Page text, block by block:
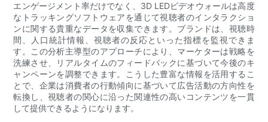
エンゲージメント率だけでなく、3D LEDビデオウォールは高度
なトラッキングソフトウェアを通じて視聴者のインタラクショ
ンに関する貴重なデータを収集できます。ブランドは、視聴時
間、人口統計情報、視聴者の反応といった指標を監視できま
す。この分析主導型のアプローチにより、マーケターは戦略を
洗練させ、リアルタイムのフィードバックに基づいて今後のキ
ャンペーンを調整できます。こうした豊富な情報を活用するこ
とで、企業は消費者の行動傾向に基づいて広告活動の方向性を
転換し、視聴者の関心に沿った関連性の高いコンテンツを一貫
して提供できるようになります。